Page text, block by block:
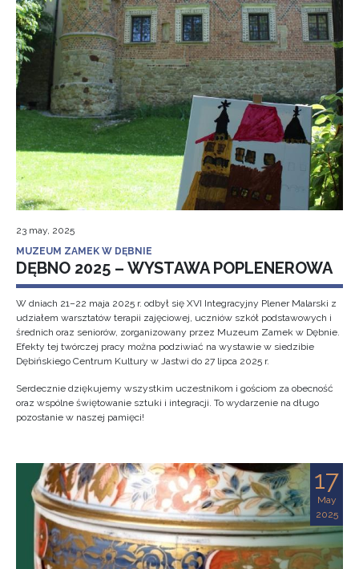
23 may, 2025
MUZEUM ZAMEK W DĘBNIE
DĘBNO 2025 – WYSTAWA POPLENEROWA
W dniach 21–22 maja 2025 r. odbył się XVI Integracyjny Plener Malarski z
udziałem warsztatów terapii zajęciowej, uczniów szkół podstawowych i
średnich oraz seniorów, zorganizowany przez Muzeum Zamek w Dębnie.
Efekty tej twórczej pracy można podziwiać na wystawie w siedzibie
Dębińskiego Centrum Kultury w Jastwi do 27 lipca 2025 r.
Serdecznie dziękujemy wszystkim uczestnikom i gościom za obecność
oraz wspólne świętowanie sztuki i integracji. To wydarzenie na długo
pozostanie w naszej pamięci!
17
May
2025